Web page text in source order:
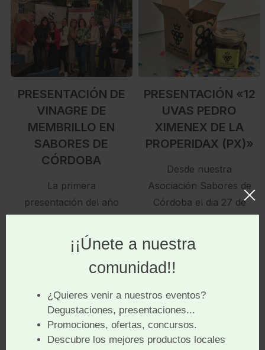
PRESENTACIÓN DE
VINAGRE DE
MEMBRILLO EN
SABORES DE
CÓRDOBA
La primera
presentación del año
logrando completar.
como de costumbre, el
aforo máximo del
Mercado Victoria. Este
evento reunió a
numerosos amantes de
PRESENTACIÓN «12
UVAS PEDRO
XIMENEX DE LA
PROPERIDAX (PX)»
Desde nuestra
Asociación Sabores de
Córdoba el dia 27 de
Uvas Pedro Ximenez de
la ProsperidaX (PX)»,